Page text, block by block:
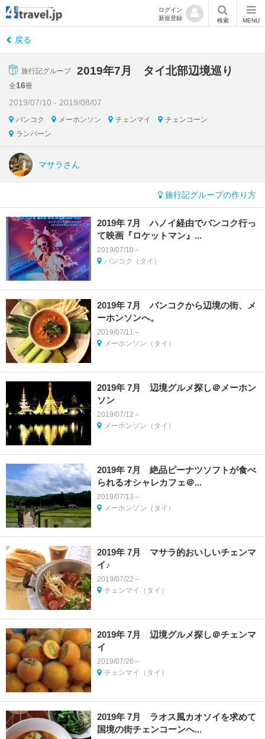
ログイン
新規登録
検索 MENU
戻る
旅行記グループ 2019年7月 タイ北部辺境巡り
全16冊
2019/07/10 - 2019/08/07
バンコク メーホンソン チェンマイ
チェンコーン
ランパーン
マサラさん
旅行記グループの作り方
2019年 7月 ハノイ経由でバンコク行っ
て映画『ロケットマン』...
2019/07/10～
バンコク（タイ）
2019年 7月 バンコクから辺境の街、メ
ーホンソンへ。
2019/07/11～
メーホンソン（タイ）
2019年 7月 辺境グルメ探し＠メーホン
ソン
2019/07/12～
メーホンソン（タイ）
2019年 7月 絶品ピーナツソフトが食べ
られるオシャレカフェ＠...
2019/07/13～
メーホンソン（タイ）
2019年 7月 マサラ的おいしいチェンマ
イ♪
2019/07/22～
チェンマイ（タイ）
2019年 7月 辺境グルメ探し＠チェンマ
イ
2019/07/26～
チェンマイ（タイ）
2019年 7月 ラオス風カオソイを求めて
国境の街チェンコーンへ...